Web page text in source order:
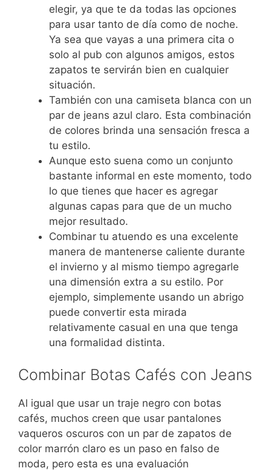
elegir, ya que te da todas las opciones
para usar tanto de día como de noche.
Ya sea que vayas a una primera cita o
solo al pub con algunos amigos, estos
zapatos te servirán bien en cualquier
situación.
También con una camiseta blanca con un
par de jeans azul claro. Esta combinación
de colores brinda una sensación fresca a
tu estilo.
Aunque esto suena como un conjunto
bastante informal en este momento, todo
lo que tienes que hacer es agregar
algunas capas para que de un mucho
mejor resultado.
Combinar tu atuendo es una excelente
manera de mantenerse caliente durante
el invierno y al mismo tiempo agregarle
una dimensión extra a su estilo. Por
ejemplo, simplemente usando un abrigo
puede convertir esta mirada
relativamente casual en una que tenga
una formalidad distinta.
Combinar Botas Cafés con Jeans
Al igual que usar un traje negro con botas
cafés, muchos creen que usar pantalones
vaqueros oscuros con un par de zapatos de
color marrón claro es un paso en falso de
moda, pero esta es una evaluación